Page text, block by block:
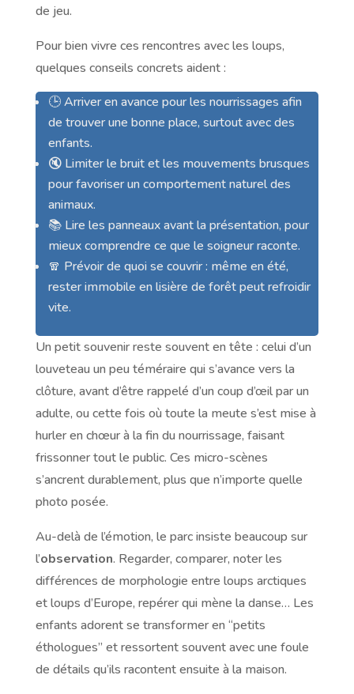
de jeu.
Pour bien vivre ces rencontres avec les loups,
quelques conseils concrets aident :
🕒 Arriver en avance pour les nourrissages afin
de trouver une bonne place, surtout avec des
enfants.
🔇 Limiter le bruit et les mouvements brusques
pour favoriser un comportement naturel des
animaux.
📚 Lire les panneaux avant la présentation, pour
mieux comprendre ce que le soigneur raconte.
🧣 Prévoir de quoi se couvrir : même en été,
rester immobile en lisière de forêt peut refroidir
vite.
Un petit souvenir reste souvent en tête : celui d’un
louveteau un peu téméraire qui s’avance vers la
clôture, avant d’être rappelé d’un coup d’œil par un
adulte, ou cette fois où toute la meute s’est mise à
hurler en chœur à la fin du nourrissage, faisant
frissonner tout le public. Ces micro-scènes
s’ancrent durablement, plus que n’importe quelle
photo posée.
Au-delà de l’émotion, le parc insiste beaucoup sur
l’observation. Regarder, comparer, noter les
différences de morphologie entre loups arctiques
et loups d’Europe, repérer qui mène la danse… Les
enfants adorent se transformer en “petits
éthologues” et ressortent souvent avec une foule
de détails qu’ils racontent ensuite à la maison.